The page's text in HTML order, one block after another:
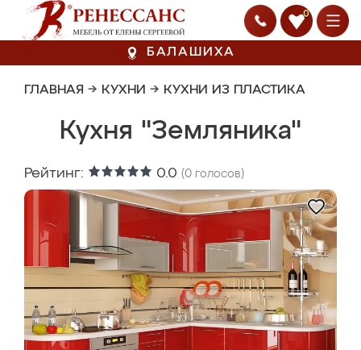
0
БАЛАШИХА
ГЛАВНАЯ → КУХНИ → КУХНИ ИЗ ПЛАСТИКА
Кухня "Земляника"
Рейтинг: 0.0 (0 голосов)